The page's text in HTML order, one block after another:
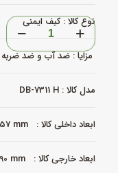
نوع کالا : کیف ایمنی
مزایا : ضد آب و ضد ضربه
مدل کالا : DB-7311 H
ابعاد داخلی کالا : L525×W400×H257 mm
ابعاد خارجی کالا : L556×W470×H290 mm
کیف
ضد
ضربه
و
آب
مدل
H
کیس
مقاوم